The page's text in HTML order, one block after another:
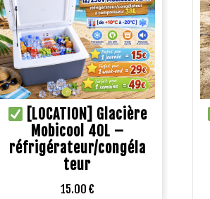
[LOCATION] Glacière
Mobicool 40L –
réfrigérateur/congéla
teur
15.00 €